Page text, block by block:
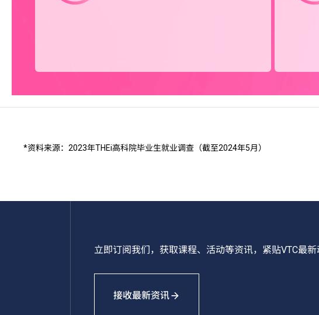
*资料来源：2023年THEi高科院毕业生就业调查（截至2024年5月）
立即订阅我们，获取课程、活动等资讯，紧贴VTC最新
接收最新资讯